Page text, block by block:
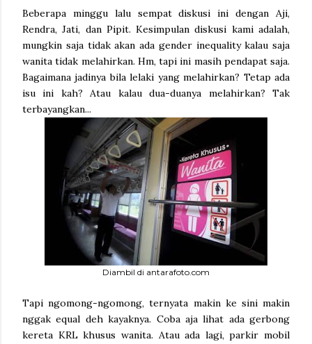
Beberapa minggu lalu sempat diskusi ini dengan Aji,
Rendra, Jati, dan Pipit. Kesimpulan diskusi kami adalah,
mungkin saja tidak akan ada gender inequality kalau saja
wanita tidak melahirkan. Hm, tapi ini masih pendapat saja.
Bagaimana jadinya bila lelaki yang melahirkan? Tetap ada
isu ini kah? Atau kalau dua-duanya melahirkan? Tak
terbayangkan...
Diambil di antarafoto.com
Tapi ngomong-ngomong, ternyata makin ke sini makin
nggak equal deh kayaknya. Coba aja lihat ada gerbong
kereta KRL khusus wanita. Atau ada lagi, parkir mobil